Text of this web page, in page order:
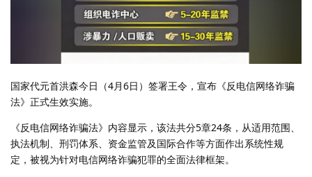
国家代元首洪森今日（4月6日）签署王令，宣布《反电信网络诈骗
法》正式生效实施。
《反电信网络诈骗法》内容显示，该法共分5章24条，从适用范围、
执法机制、刑罚体系、资金监管及国际合作等方面作出系统性规
定，被视为针对电信网络诈骗犯罪的全面法律框架。